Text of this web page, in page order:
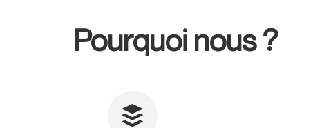
Pourquoi nous ?